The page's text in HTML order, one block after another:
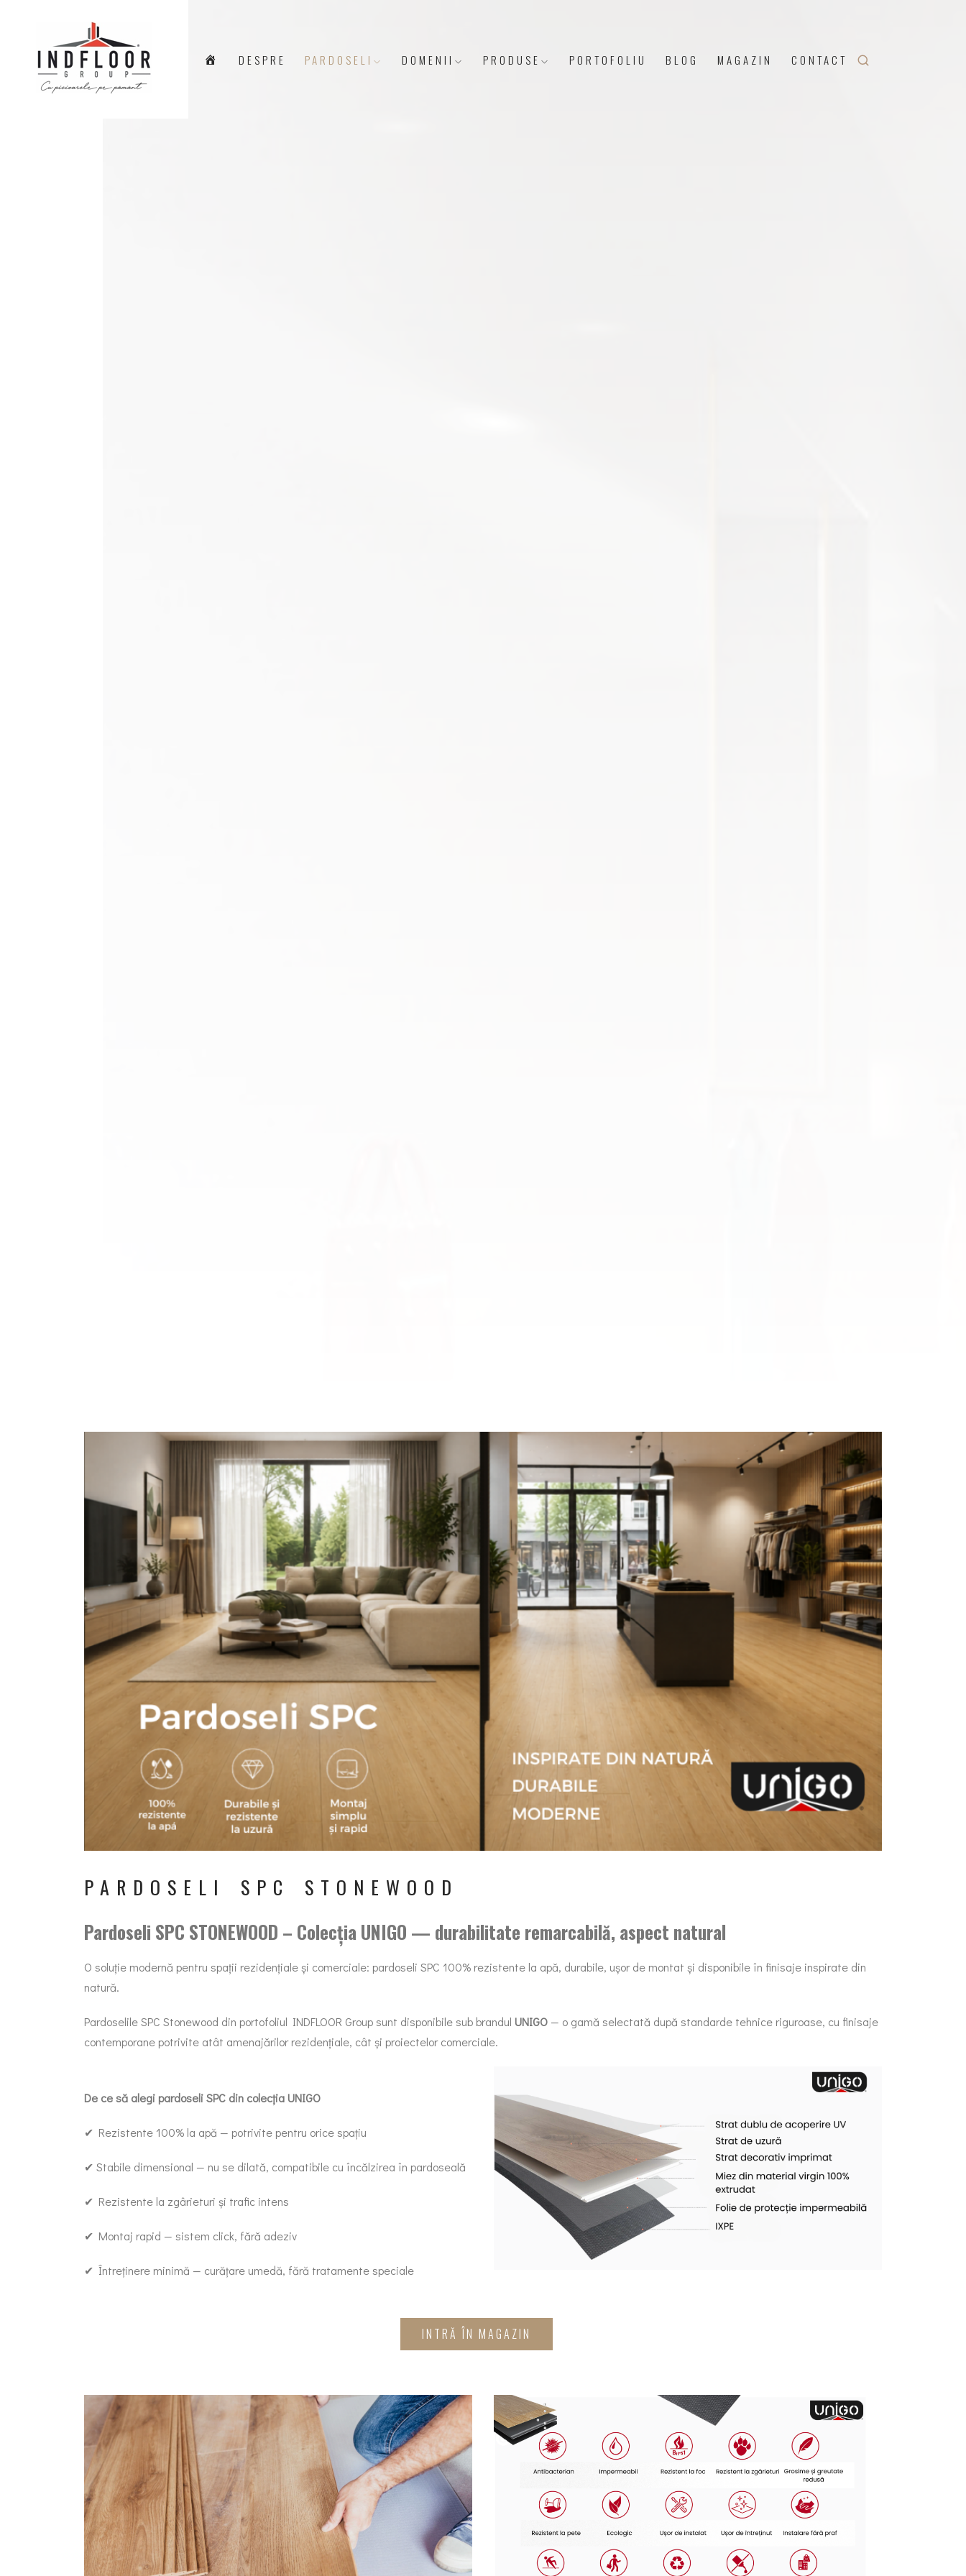
DESPRE PARDOSELI DOMENII PRODUSE PORTOFOLIU BLOG MAGAZIN CONTACT
PARDOSELI SPC STONEWOOD
Pardoseli SPC STONEWOOD – Colecția UNIGO — durabilitate remarcabilă, aspect natural
O soluție modernă pentru spații rezidențiale și comerciale: pardoseli SPC 100% rezistente la apă, durabile, ușor de montat și disponibile în finisaje inspirate din
natură.
Pardoselile SPC Stonewood din portofoliul INDFLOOR Group sunt disponibile sub brandul UNIGO — o gamă selectată după standarde tehnice riguroase, cu finisaje
contemporane potrivite atât amenajărilor rezidențiale, cât și proiectelor comerciale.
De ce să alegi pardoseli SPC din colecția UNIGO
✔ Rezistente 100% la apă — potrivite pentru orice spațiu
✔ Stabile dimensional — nu se dilată, compatibile cu încălzirea în pardoseală
✔ Rezistente la zgârieturi și trafic intens
✔ Montaj rapid — sistem click, fără adeziv
✔ Întreținere minimă — curățare umedă, fără tratamente speciale
INTRĂ ÎN MAGAZIN